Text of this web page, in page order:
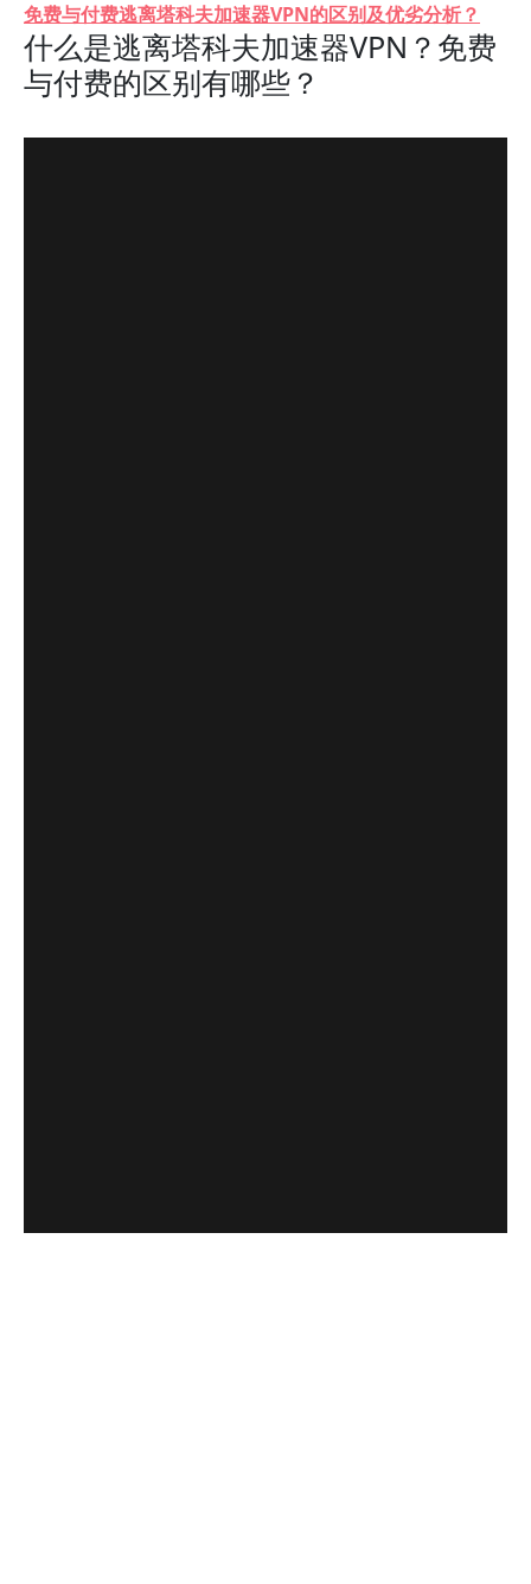
免费与付费逃离塔科夫加速器VPN的区别及优劣分析？
什么是逃离塔科夫加速器VPN？免费
与付费的区别有哪些？